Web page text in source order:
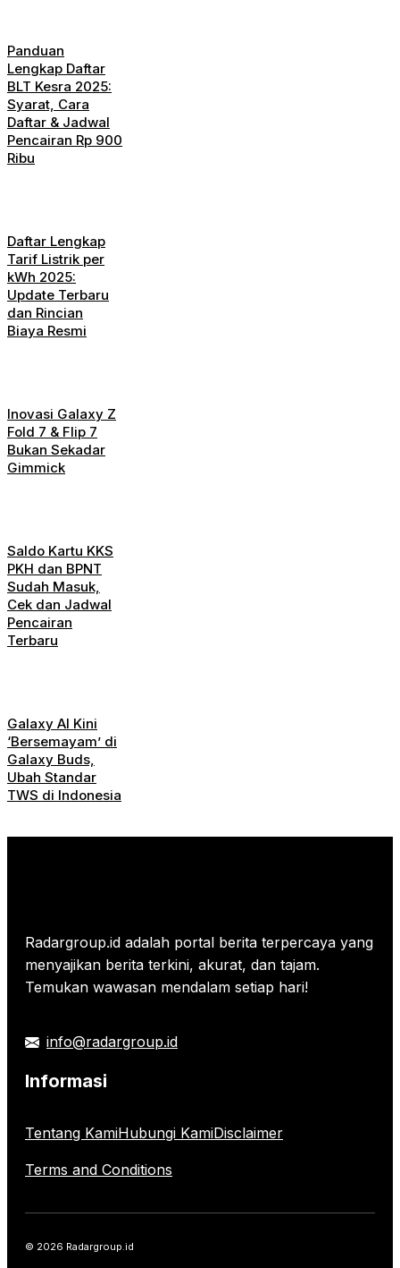
Panduan
Lengkap Daftar
BLT Kesra 2025:
Syarat, Cara
Daftar & Jadwal
Pencairan Rp 900
Ribu
Daftar Lengkap
Tarif Listrik per
kWh 2025:
Update Terbaru
dan Rincian
Biaya Resmi
Inovasi Galaxy Z
Fold 7 & Flip 7
Bukan Sekadar
Gimmick
Saldo Kartu KKS
PKH dan BPNT
Sudah Masuk,
Cek dan Jadwal
Pencairan
Terbaru
Galaxy AI Kini
‘Bersemayam’ di
Galaxy Buds,
Ubah Standar
TWS di Indonesia
Radargroup.id adalah portal berita terpercaya yang
menyajikan berita terkini, akurat, dan tajam.
Temukan wawasan mendalam setiap hari!
info@radargroup.id
Informasi
Tentang KamiHubungi KamiDisclaimer
Terms and Conditions
© 2026 Radargroup.id